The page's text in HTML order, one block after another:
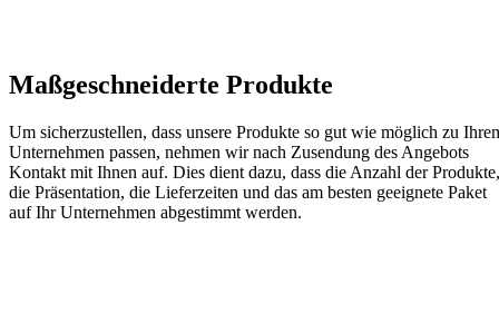
Maßgeschneiderte Produkte
Um sicherzustellen, dass unsere Produkte so gut wie möglich zu
Unternehmen passen, nehmen wir nach Zusendung des Angebots
Kontakt mit Ihnen auf. Dies dient dazu, dass die Anzahl der Produkte,
die Präsentation, die Lieferzeiten und das am besten geeignete Paket
auf Ihr Unternehmen abgestimmt werden.